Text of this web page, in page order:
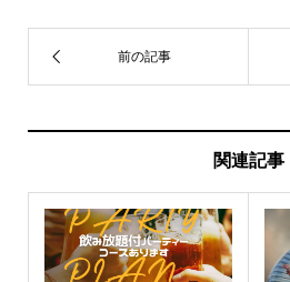
関連記事